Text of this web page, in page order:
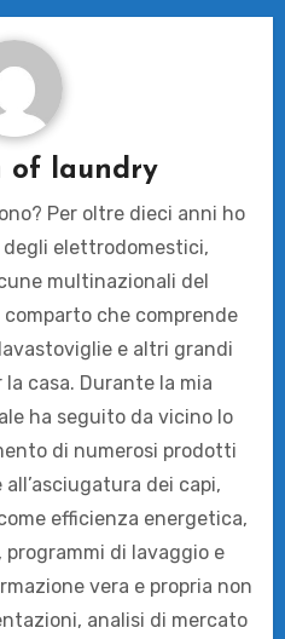
of laundry
Per oltre dieci anni ho
elettrodomestici,
multinazionali del
comparto che comprende
e altri grandi
casa. Durante la mia
ha seguito da vicino lo
di numerosi prodotti
dei capi,
efficienza energetica,
di lavaggio e
vera e propria non
analisi di mercato